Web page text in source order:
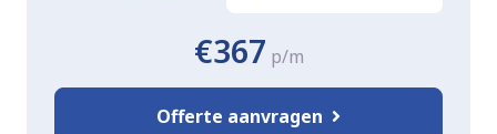
€367 p/m
Offerte aanvragen